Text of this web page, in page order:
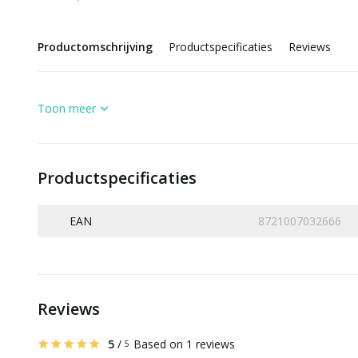
Productomschrijving Productspecificaties Reviews
Toon meer
Productspecificaties
EAN 8721007032666
Reviews
5 / 5 Based on 1 reviews